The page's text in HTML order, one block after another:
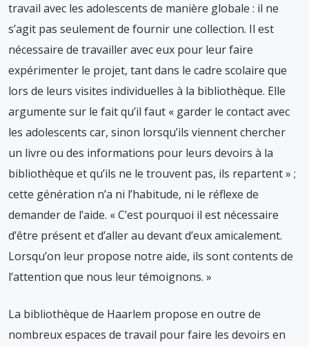
travail avec les adolescents de manière globale : il ne
s’agit pas seulement de fournir une collection. Il est
nécessaire de travailler avec eux pour leur faire
expérimenter le projet, tant dans le cadre scolaire que
lors de leurs visites individuelles à la bibliothèque. Elle
argumente sur le fait qu’il faut « garder le contact avec
les adolescents car, sinon lorsqu’ils viennent chercher
un livre ou des informations pour leurs devoirs à la
bibliothèque et qu’ils ne le trouvent pas, ils repartent » ;
cette génération n’a ni l’habitude, ni le réflexe de
demander de l’aide. « C’est pourquoi il est nécessaire
d’être présent et d’aller au devant d’eux amicalement.
Lorsqu’on leur propose notre aide, ils sont contents de
l’attention que nous leur témoignons. »
La bibliothèque de Haarlem propose en outre de
nombreux espaces de travail pour faire les devoirs en